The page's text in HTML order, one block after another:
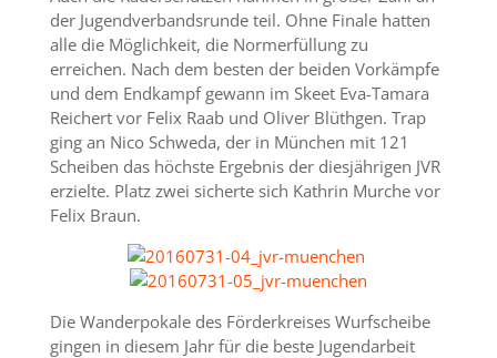
der Jugendverbandsrunde teil. Ohne Finale hatten
alle die Möglichkeit, die Normerfüllung zu
erreichen. Nach dem besten der beiden Vorkämpfe
und dem Endkampf gewann im Skeet Eva-Tamara
Reichert vor Felix Raab und Oliver Blüthgen. Trap
ging an Nico Schweda, der in München mit 121
Scheiben das höchste Ergebnis der diesjährigen JVR
erzielte. Platz zwei sicherte sich Kathrin Murche vor
Felix Braun.
Die Wanderpokale des Förderkreises Wurfscheibe
gingen in diesem Jahr für die beste Jugendarbeit